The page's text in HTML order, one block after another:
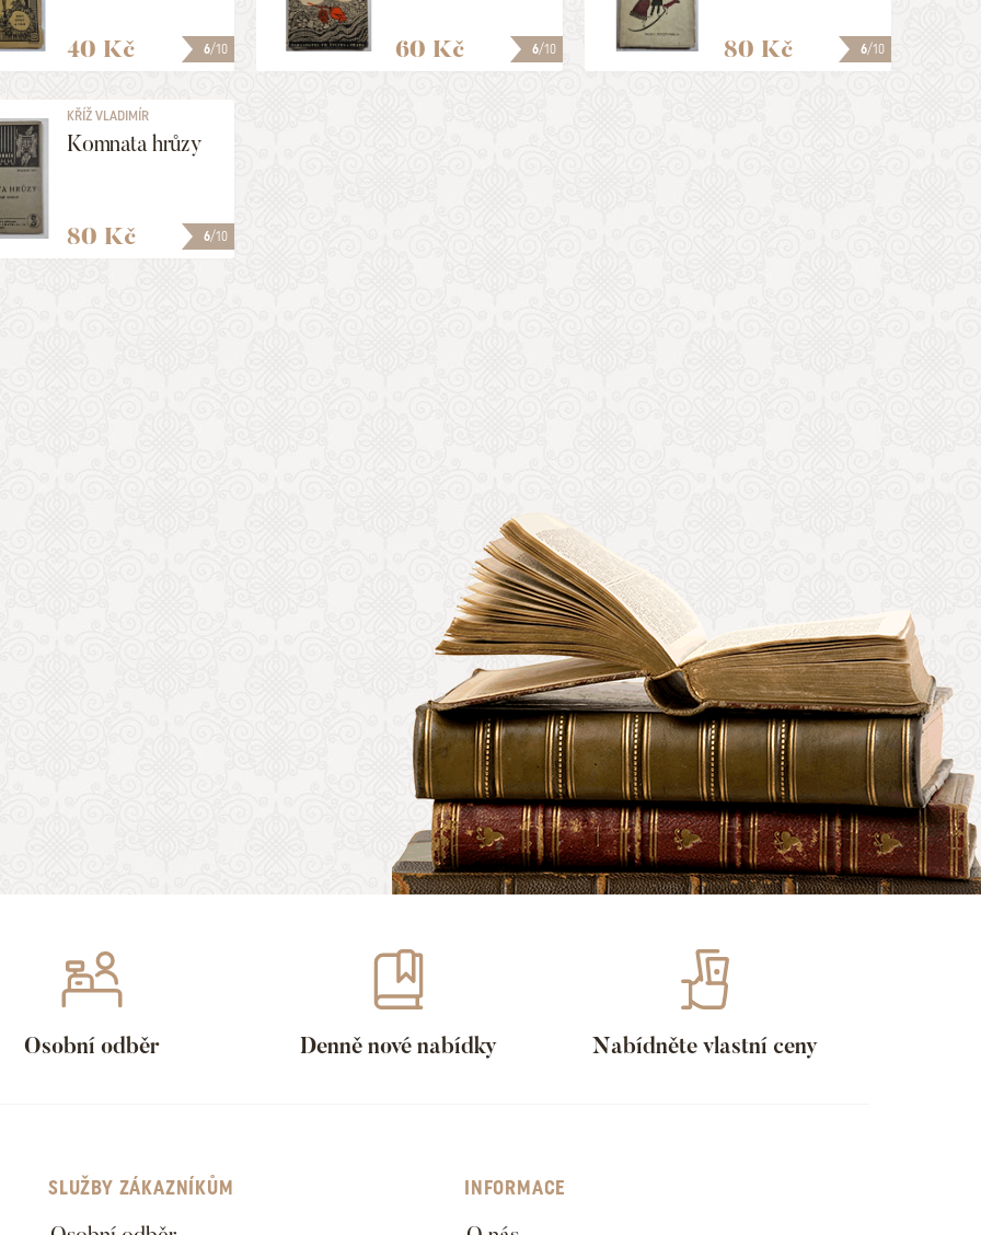
6/10
40 Kč 6/10
60 Kč 6/10
80 Kč
6/10
KŘÍŽ VLADIMÍR
Komnata hrůzy
80 Kč
Osobní odběr Denně nové nabídky Nabídněte vlastní ceny
SLUŽBY ZÁKAZNÍKŮM INFORMACE